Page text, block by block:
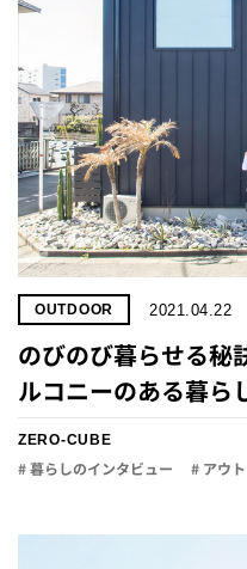
OUTDOOR 2021.04.22
のびのび暮らせる秘
ルコニーのある暮ら
ZERO-CUBE
# 暮らしのインタビュー # アウ